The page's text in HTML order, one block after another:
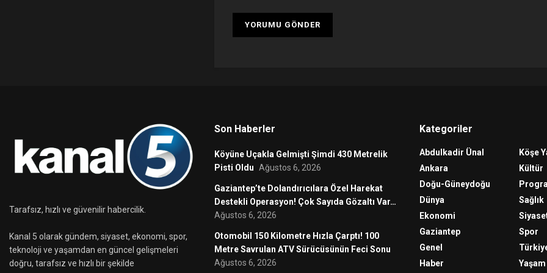
Tarafsız, hızlı ve güvenilir habercilik.
Kanal 5 olarak gündem, siyaset, ekonomi, spor,
teknoloji ve yaşamdan en güncel gelişmeleri
doğru, tarafsız ve hızlı bir şekilde
Son Haberler
Köyüne Uçakla Gelmişti Şimdi 430 Metrelik
Pisti Oldu Ağustos 6, 2026
Gaziantep’te Dolandırıcılara Özel Harekat
Destekli Operasyon! Çok Sayıda Gözaltı Var…
Ağustos 6, 2026
Otomobil 150 Kilometre Hızla Çarptı! 100
Metre Savrulan ATV Sürücüsünün Feci Sonu
Ağustos 6, 2026
Kategoriler
Abdulkadir Ünal
Ankara
Doğu-Güneydoğu
Dünya
Ekonomi
Gaziantep
Genel
Haber
Köşe
Kültür
Sağlık
Spor
Yaşam